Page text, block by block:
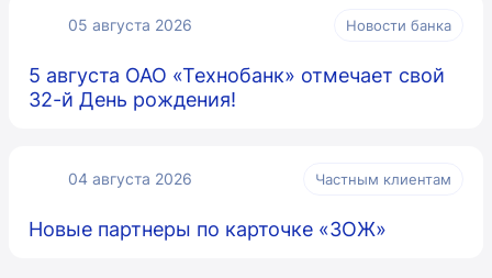
05 августа 2026 Новости банка
5 августа ОАО «Технобанк» отмечает свой
32-й День рождения!
04 августа 2026 Частным клиентам
Новые партнеры по карточке «ЗОЖ»